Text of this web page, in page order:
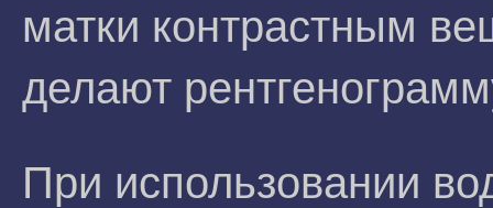
матки контрастным
делают
При использовании